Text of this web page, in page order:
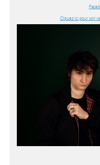
Cliquez ici pour voir